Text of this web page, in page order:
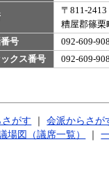
〒811-2413
糟屋郡篠栗
号
092-609-
クス番号
092-609-
がす ｜会派からさが
場図（議席一覧）
｜